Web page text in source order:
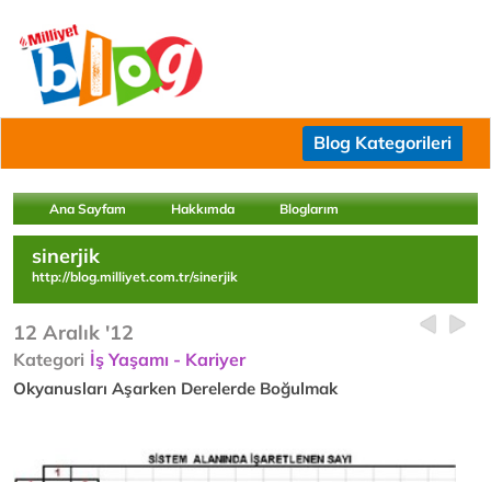
Blog Kategorileri
Ana Sayfam Hakkımda Bloglarım
sinerjik
http://blog.milliyet.com.tr/sinerjik
12 Aralık '12
Kategori İş Yaşamı - Kariyer
Okyanusları Aşarken Derelerde Boğulmak